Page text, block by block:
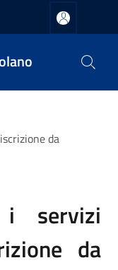
da
i servizi
da